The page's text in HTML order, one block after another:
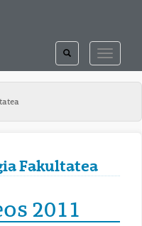
TOGGLE
TOGGLE
SEARCH
Fakultatea
2011